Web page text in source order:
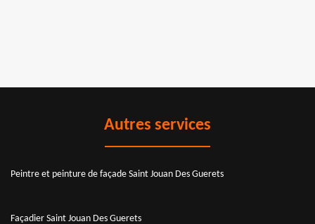
Autres services
Peintre et peinture de façade Saint Jouan Des Guerets
Façadier Saint Jouan Des Guerets